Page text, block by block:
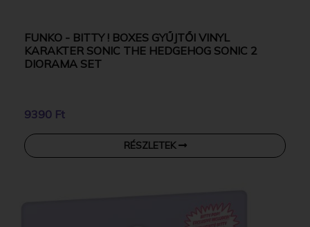
FUNKO - BITTY ! BOXES GYŰJTŐI VINYL
KARAKTER SONIC THE HEDGEHOG SONIC 2
DIORAMA SET
9390 Ft
RÉSZLETEK